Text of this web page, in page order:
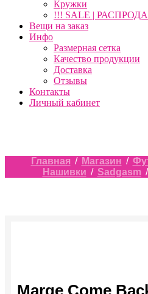
Кружки
!!! SALE |
Вещи на заказ
Инфо
Размерная сетка
Качество продукции
Доставка
Отзывы
Контакты
Личный кабинет
Главная / Магазин /
Нашивки / Sadgasm
Marge Come